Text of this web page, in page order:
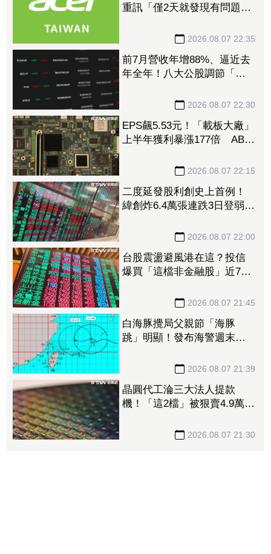
重訊「僅2天就發現有問題」
2026.08.07 22:35
前7月營收年增88%、逼近去
年全年！八大公股調節「這
2026.08.07 22:30
EPS飆5.53元！「載板大廠」
上半年獲利暴漲177倍 ABF
2026.08.07 22:15
二度延發股利創史上首例！
緯創炸6.4萬張連跌3日登弱勢
2026.08.07 22:00
台股震盪避風港在這？投信
爆買「這檔非金融股」近7千
2026.08.07 21:45
白海豚攪局父親節「海豚
跳」明顯！發布海警週末影
2026.08.07 21:39
晶圓代工淪三大法人提款
機！「這2檔」被狠賣4.9萬
2026.08.07 21:30